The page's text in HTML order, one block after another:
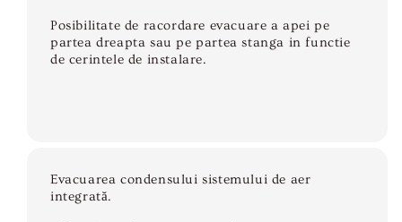
Posibilitate de racordare evacuare a apei pe
partea dreapta sau pe partea stanga in functie
de cerintele de instalare.
Evacuarea condensului sistemului de aer
integrată.